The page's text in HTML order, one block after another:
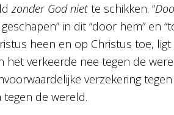
zonder God niet te schikken. “
geschapen” in dit “door hem” en
heen en op Christus toe,
het verkeerde nee tegen de
verzekering
tegen de wereld.